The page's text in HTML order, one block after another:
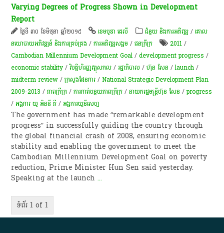
Varying Degrees of Progress Shown in Development
Report
ថ្ងៃទី ៣០ ខែមិថុនា ឆ្នាំ២០១៥ ខេមបូឌា ដេលី ជំនួយ និងការអភិវឌ្ឍ /គោល
នយោបាយ​អភិវឌ្ឍន៍​ និង​ការ​គ្រប់គ្រង​ /ការ​អភិវឌ្ឍ​សង្គម /ជនក្រីក្រ 2011 /
Cambodian Millennium Development Goal /development progress /
economic stability /វិបត្តិហិរញ្ញវត្ថុសកល /រដ្ឋាភិបាល /ហ៊ុន សែន /launch /
midterm review /ក្រសួងផែនការ /National Strategic Development Plan
2009-2013 /ភាពក្រីក្រ /ការកាត់បន្ថយភាពក្រីក្រ /នាយករដ្ឋមន្ត្រីហ៊ុន សែន /progress
/អង្គការ យូ អិនឌី ភី /អង្គការ​យូនីសេហ្វ
The government has made “remarkable development
progress” in successfully guiding the country through
the global financial crash of 2008, ensuring economic
stability and enabling the government to meet the
Cambodian Millennium Development Goal on poverty
reduction, Prime Minister Hun Sen said yesterday.
Speaking at the launch...
ទំព័រ 1 of 1